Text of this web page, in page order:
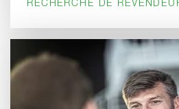
RECHERCHE DE